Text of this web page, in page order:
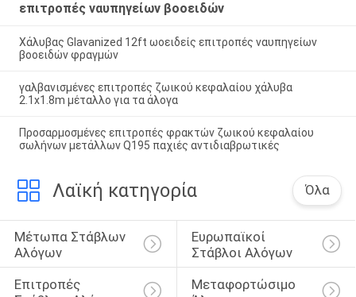
επιτροπές ναυπηγείων βοοειδών
Χάλυβας Glavanized 12ft ωοειδείς επιτροπές ναυπηγείων
βοοειδών φραγμών
γαλβανισμένες επιτροπές ζωικού κεφαλαίου χάλυβα
2.1x1.8m μέταλλο για τα άλογα
Προσαρμοσμένες επιτροπές φρακτών ζωικού κεφαλαίου
σωλήνων μετάλλων Q195 παχιές αντιδιαβρωτικές
Λαϊκή κατηγορία Όλα
Μέτωπα Στάβλων
Αλόγων
Ευρωπαϊκοί
Στάβλοι Αλόγων
Επιτροπές
Μεταφορτώσιμο